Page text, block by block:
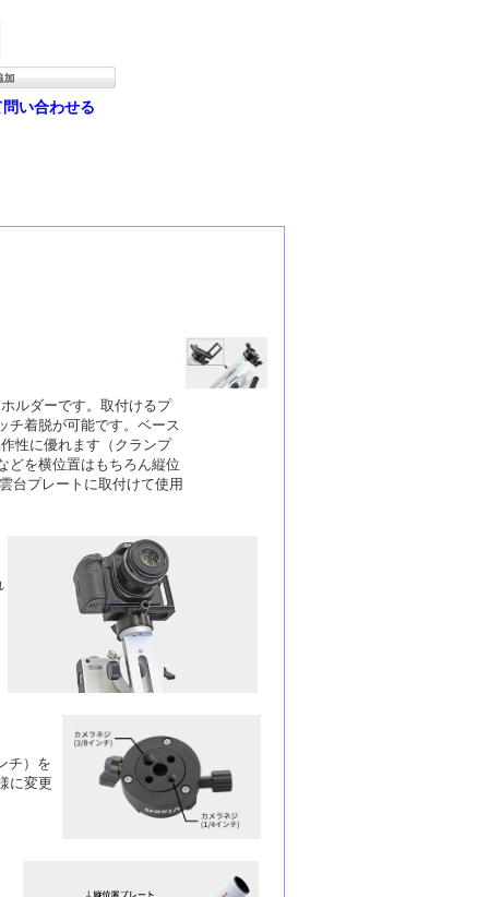
い合わせる
ルダーです。取付けるプ
チ着脱が可能です。ベース
性に優れます（クランプ
どを横位置はもちろん縦位
台プレートに取付けて使用
チ）を
に変更